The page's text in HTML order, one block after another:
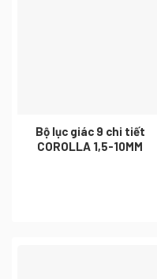
Bộ lục giác 9 chi tiết
COROLLA 1,5-10MM